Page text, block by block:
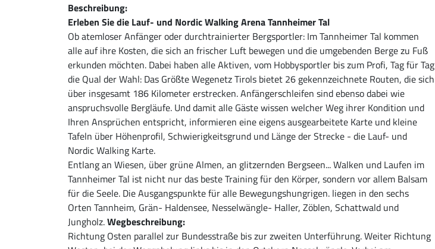
Beschreibung:
Erleben Sie die Lauf- und Nordic Walking Arena Tannheimer Tal
Ob atemloser Anfänger oder durchtrainierter Bergsportler: Im Tannheimer Tal kommen
alle auf ihre Kosten, die sich an frischer Luft bewegen und die umgebenden Berge zu Fuß
erkunden möchten. Dabei haben alle Aktiven, vom Hobbysportler bis zum Profi, Tag für Tag
die Qual der Wahl: Das Größte Wegenetz Tirols bietet 26 gekennzeichnete Routen, die sich
über insgesamt 186 Kilometer erstrecken. Anfängerschleifen sind ebenso dabei wie
anspruchsvolle Bergläufe. Und damit alle Gäste wissen welcher Weg ihrer Kondition und
Ihren Ansprüchen entspricht, informieren eine eigens ausgearbeitete Karte und kleine
Tafeln über Höhenprofil, Schwierigkeitsgrund und Länge der Strecke - die Lauf- und
Nordic Walking Karte.
Entlang an Wiesen, über grüne Almen, an glitzernden Bergseen... Walken und Laufen im
Tannheimer Tal ist nicht nur das beste Training für den Körper, sondern vor allem Balsam
für die Seele. Die Ausgangspunkte für alle Bewegungshungrigen. liegen in den sechs
Orten Tannheim, Grän- Haldensee, Nesselwängle- Haller, Zöblen, Schattwald und
Jungholz.Wegbeschreibung:
Richtung Osten parallel zur Bundesstraße bis zur zweiten Unterführung. Weiter Richtung